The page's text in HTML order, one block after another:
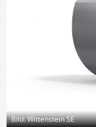
Bild: Wittenstein SE